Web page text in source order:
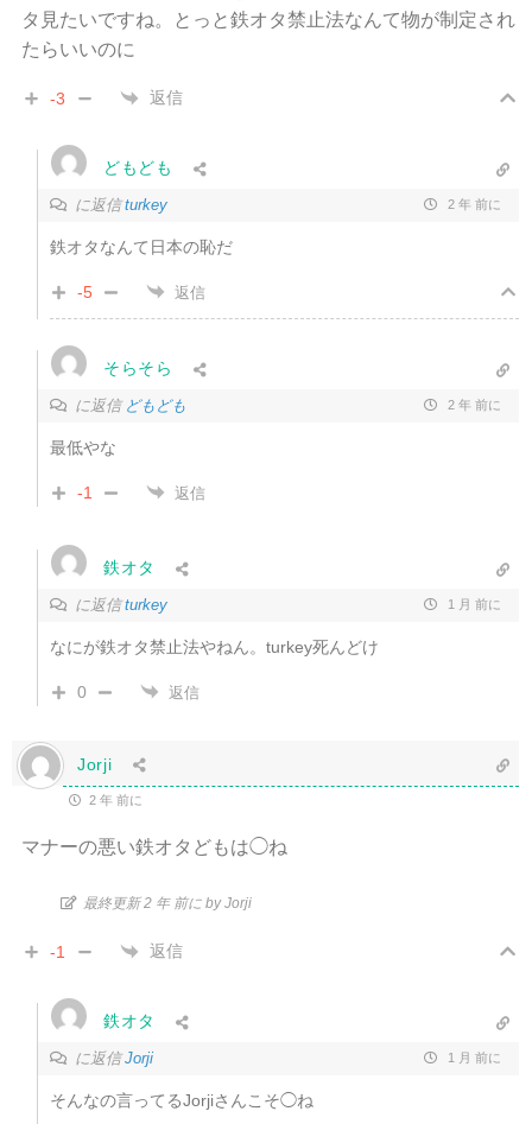
タ見たいですね。とっと鉄オタ禁止法なんて物が制定され
たらいいのに
-3 返信
どもども
に返信turkey 2 年 前に
鉄オタなんて日本の恥だ
-5 返信
そらそら
に返信 どもども 2 年 前に
最低やな
-1 返信
鉄オタ
に返信turkey 1 月 前に
なにが鉄オタ禁止法やねん。turkey死んどけ
0 返信
Jorji
2 年 前に
マナーの悪い鉄オタどもは◯ね
最終更新 2 年 前に by Jorji
-1 返信
鉄オタ
に返信Jorji 1 月 前に
そんなの言ってるJorjiさんこそ◯ね